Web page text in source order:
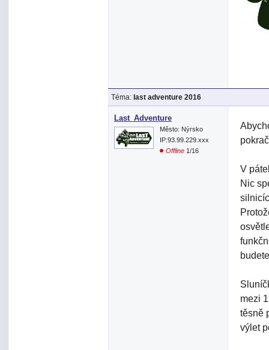
Téma: last adventure 2016
Last_Adventure
Město: Nýrsko
IP:93.99.229.xxx
Offline 1/16
V
Nic
mezi
těsně
výlet